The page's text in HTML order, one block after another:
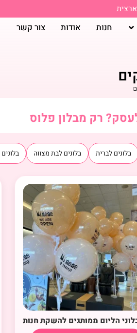
חנות אודות צור קשר
רק מבלון פלוס
בלונים לברית בלונים לבת מצווה בלונים
הליום ממותגים להשקת חנות